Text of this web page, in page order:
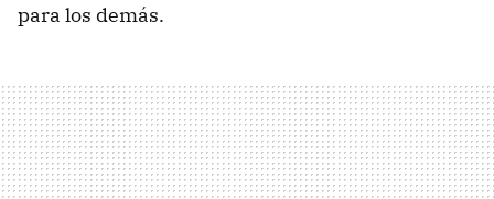
para los demás.